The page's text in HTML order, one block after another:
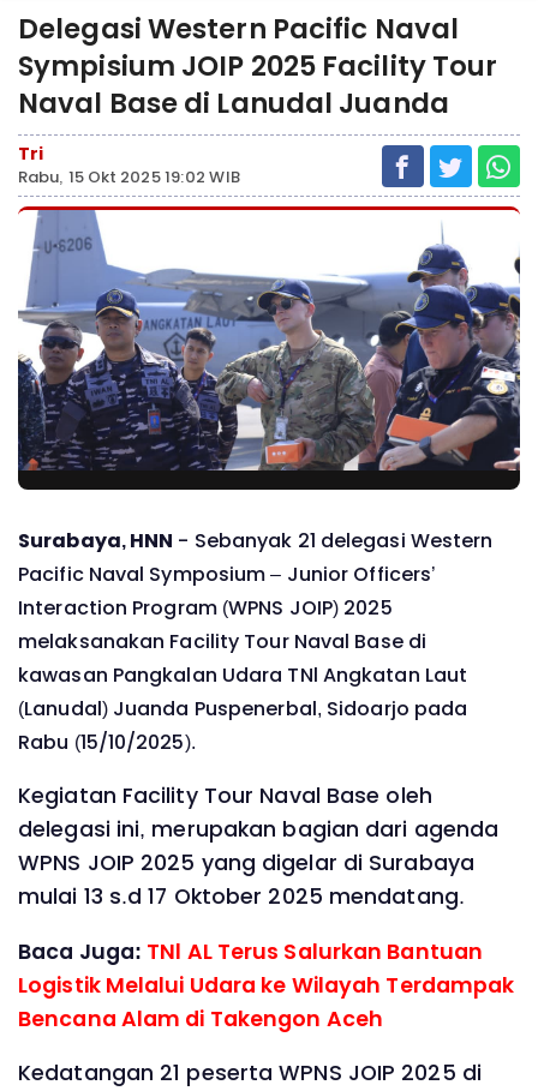
Delegasi Western Pacific Naval
Sympisium JOIP 2025 Facility Tour
Naval Base di Lanudal Juanda
Tri
Rabu, 15 Okt 2025 19:02 WIB
Surabaya, HNN - Sebanyak 21 delegasi Western
Pacific Naval Symposium – Junior Officers’
Interaction Program (WPNS JOIP) 2025
melaksanakan Facility Tour Naval Base di
kawasan Pangkalan Udara TNl Angkatan Laut
(Lanudal) Juanda Puspenerbal, Sidoarjo pada
Rabu (15/10/2025).
Kegiatan Facility Tour Naval Base oleh
delegasi ini, merupakan bagian dari agenda
WPNS JOIP 2025 yang digelar di Surabaya
mulai 13 s.d 17 Oktober 2025 mendatang.
Baca Juga: TNl AL Terus Salurkan Bantuan
Logistik Melalui Udara ke Wilayah Terdampak
Bencana Alam di Takengon Aceh
Kedatangan ‎21 peserta WPNS JOIP 2025 di